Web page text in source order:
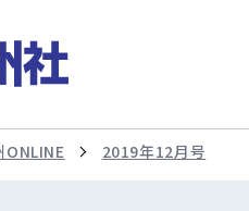
ONLINE 2019年12月号